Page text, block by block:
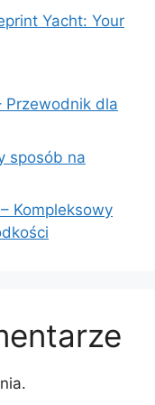
Yacht: Your
Przewodnik dla
sposób na
Kompleksowy